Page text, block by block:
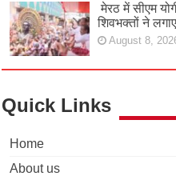
मेरठ में सीएम
शिवभक्तों ने
August 8,
Quick Links
Home
About us